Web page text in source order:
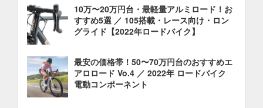
10万〜20万円台・最軽量アルミロード！お
すすめ5選 ／ 105搭載・レース向け・ロン
グライド【2022年ロードバイク】
最安の価格帯！50〜70万円台のおすすめエ
アロロード Vo.4 ／ 2022年 ロードバイク
電動コンポーネント